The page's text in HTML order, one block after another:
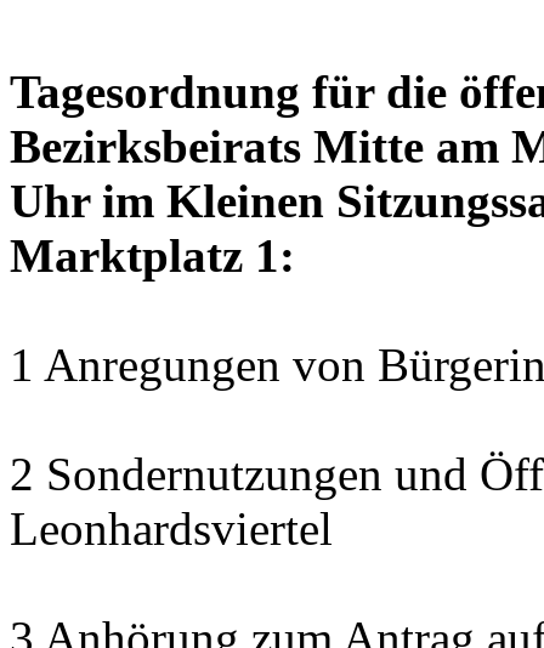
Tagesordnung für die
Bezirksbeirats Mitte am
Uhr im Kleinen
Marktplatz 1:
1 Anregungen von
2 Sondernutzungen und
Leonhardsviertel